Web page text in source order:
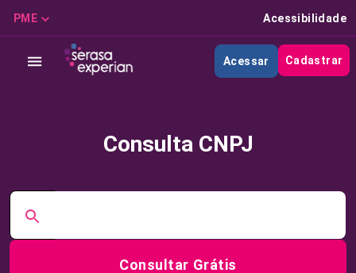
PME Acessibilidade
Acessar Cadastrar
Consulta CNPJ
Consultar Grátis